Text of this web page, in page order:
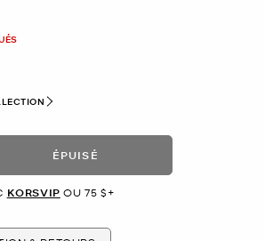
ÉPUISÉ
KORSVIP OU 75 $+